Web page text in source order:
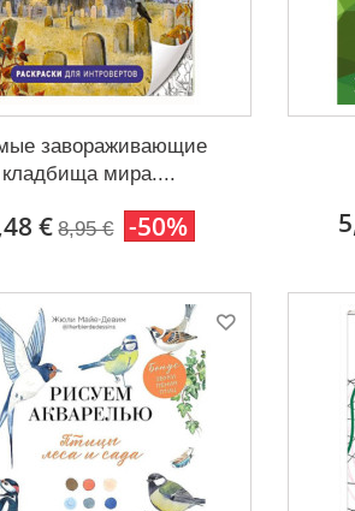
завораживающие
кладбища мира....
€ 8,95 € -50%